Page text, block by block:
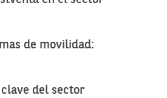
de movilidad:
del sector